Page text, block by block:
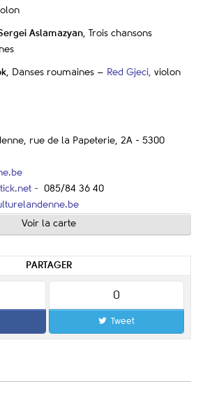
Aslamazyan, Trois chansons
, Danses roumaines – Red Gjeci, violon
rue de la Papeterie, 2A - 5300
-
085/84 36 40
Voir la carte
PARTAGER
0
Tweet